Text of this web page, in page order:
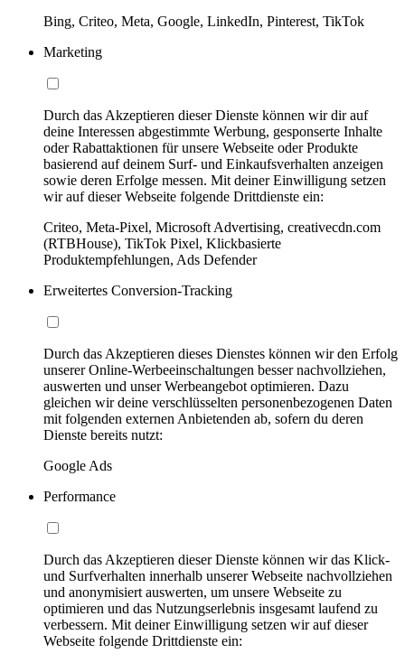
Bing, Criteo, Meta, Google, LinkedIn, Pinterest, TikTok
Marketing
Durch das Akzeptieren dieser Dienste können wir dir auf
deine Interessen abgestimmte Werbung, gesponserte Inhalte
oder Rabattaktionen für unsere Webseite oder Produkte
basierend auf deinem Surf- und Einkaufsverhalten anzeigen
sowie deren Erfolge messen. Mit deiner Einwilligung setzen
wir auf dieser Webseite folgende Drittdienste ein:
Criteo, Meta-Pixel, Microsoft Advertising, creativecdn.com
(RTBHouse), TikTok Pixel, Klickbasierte
Produktempfehlungen, Ads Defender
Erweitertes Conversion-Tracking
Durch das Akzeptieren dieses Dienstes können wir den Erfolg
unserer Online-Werbeeinschaltungen besser nachvollziehen,
auswerten und unser Werbeangebot optimieren. Dazu
gleichen wir deine verschlüsselten personenbezogenen Daten
mit folgenden externen Anbietenden ab, sofern du deren
Dienste bereits nutzt:
Google Ads
Performance
Durch das Akzeptieren dieser Dienste können wir das Klick-
und Surfverhalten innerhalb unserer Webseite nachvollziehen
und anonymisiert auswerten, um unsere Webseite zu
optimieren und das Nutzungserlebnis insgesamt laufend zu
verbessern. Mit deiner Einwilligung setzen wir auf dieser
Webseite folgende Drittdienste ein: